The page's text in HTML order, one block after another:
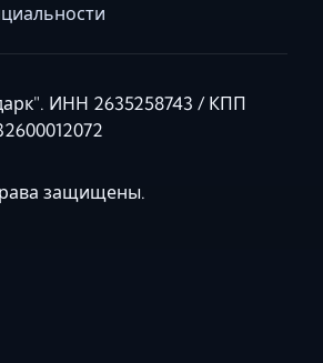
ИНН 2635258743 / КПП
защищены.